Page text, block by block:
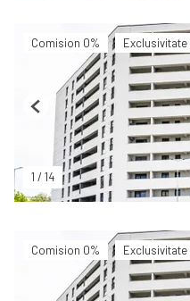
Comision 0% Exclusivitate
1 / 14
Previous
Comision 0% Exclusivitate